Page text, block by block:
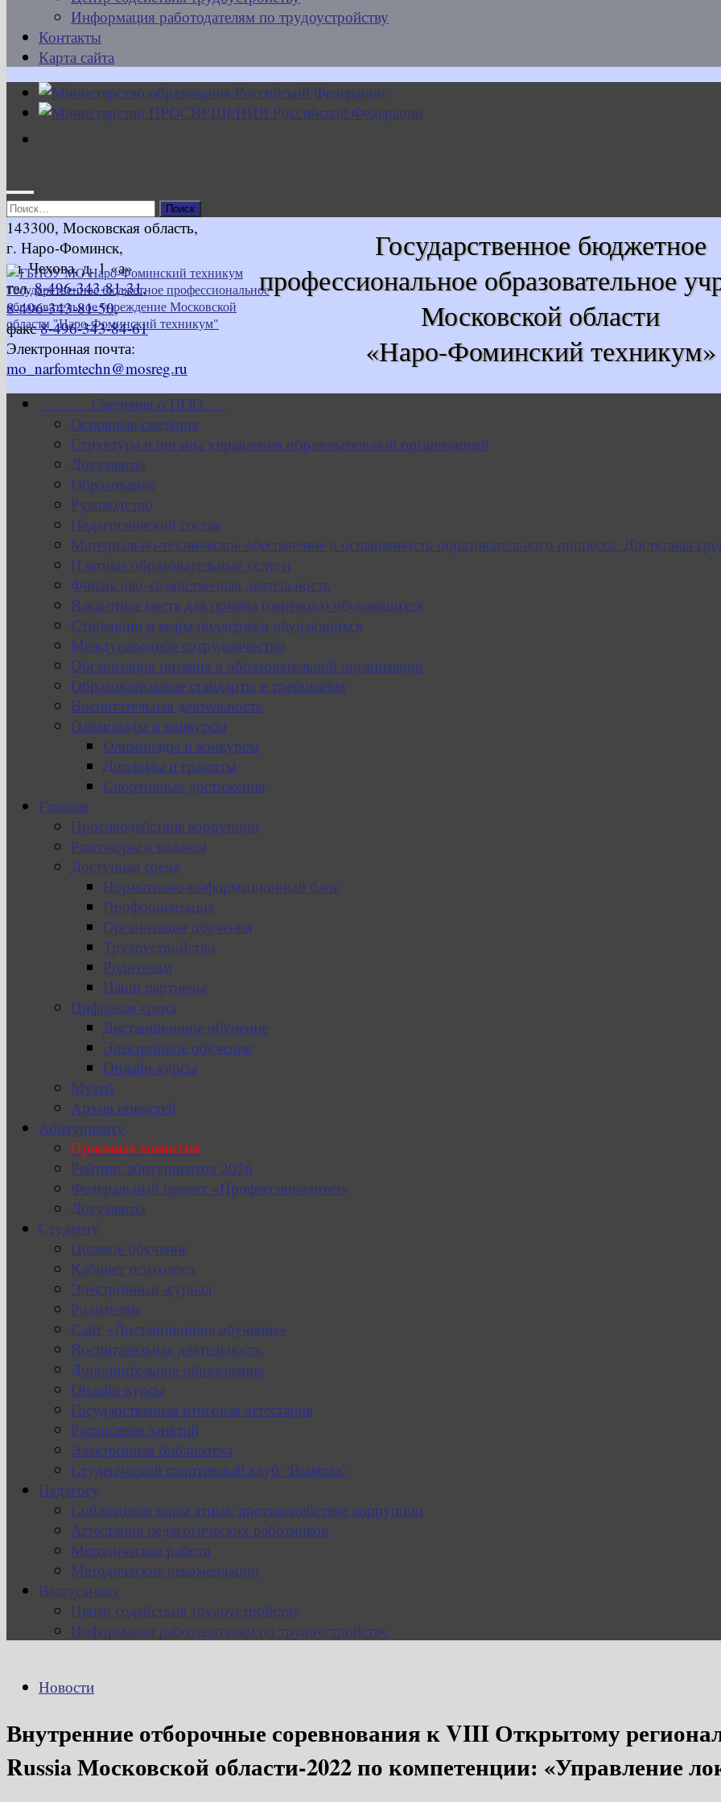
Информация работодателям по трудоустройству
Контакты
Карта сайта
Найти:
Государственное бюджетное
профессиональное образовательное
Московской области
«Наро-Фоминский техникум»
143300, Московская область,
г. Наро-Фоминск,
ул. Чехова, д. 1 «а»
тел.8-496-343-81-31,
8-496-343-81-50,
факс8-496-343-84-61
Электронная почта:
mo_narfomtechn@mosreg.ru
Сведения о ПОО
Основные сведения
Структура и органы управления образовательной организацией
Документы
Образование
Руководство
Педагогический состав
Материально-техническое обеспечение и оснащенность образовательного процесса. Доступная
Платные образовательные услуги
Финансово-хозяйственная деятельность
Вакантные места для приема (перевода) обучающихся
Стипендии и меры поддержки обучающихся
Международное сотрудничество
Организация питания в образовательной организации
Образовательные стандарты и требования
Воспитательная деятельность
Олимпиады и конкурсы
Олимпиады и конкурсы
Дипломы и грамоты
Спортивные достижения
Главная
Противодействие коррупции
Разговоры о важном
Доступная среда
Нормативно-информационный блок
Профориентация
Организация обучения
Трудоустройство
Родителям
Наши партнеры
Цифровая среда
Дистанционное обучение
Электронное обучение
Онлайн-курсы
Музей
Архив новостей
Абитуриенту
Приемная комиссия
Рейтинг абитуриентов 2026
Федеральный проект «Профессионалитет»
Документы
Студенту
Целевое обучение
Кабинет психолога
Электронный журнал
Родителям
Сайт «Дистанционное обучение»
Воспитательная деятельность
Дополнительное образование
Онлайн-курсы
Государственная итоговая аттестация
Расписание занятий
Электронная библиотека
Студенческий спортивный клуб “Вымпел”
Педагогу
Соблюдение норм этики, противодействие коррупции
Аттестация педагогических работников
Методическая работа
Методические рекомендации
Выпускнику
Центр содействия трудоустройству
Информация работодателям по трудоустройству
Новости
Внутренние отборочные соревнования к VIII Открытому
Russia Московской области-2022 по компетенции: «Управление